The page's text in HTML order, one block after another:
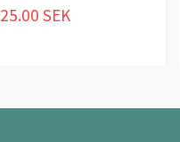
25.00 SEK